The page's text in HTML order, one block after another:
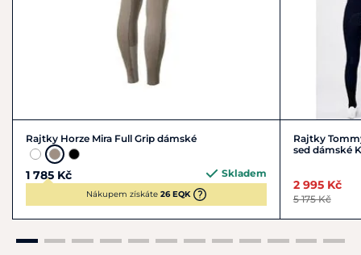
Rajtky Horze Mira Full Grip dámské
1 785 Kč Skladem
Nákupem získáte 26 EQK
Rajtky
sed dámské
2 995 Kč
5 175 Kč